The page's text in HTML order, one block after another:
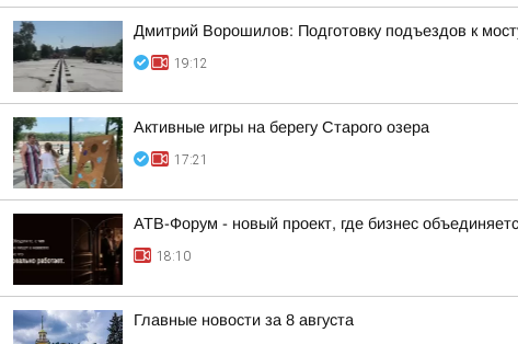
Дмитрий Ворошилов: Подготовку подъездов к
19:12
Активные игры на берегу Старого озера
17:21
АТВ-Форум - новый проект, где бизнес
18:10
Главные новости за 8 августа